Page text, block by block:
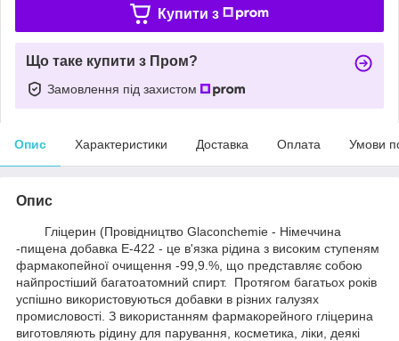
Купити з
Що таке купити з Пром?
Замовлення під захистом
Опис Характеристики Доставка Оплата Умови
Опис
Гліцерин (Провідництво Glaconchemie - Німеччина
-пищена добавка E-422 - це в'язка рідина з високим ступеням
фармакопейної очищення -99,9.%, що представляє собою
найпростіший багатоатомний спирт. Протягом багатьох років
успішно використовуються добавки в різних галузях
промисловості. З використанням фармакорейного гліцерина
виготовляють рідину для парування, косметика, ліки, деякі